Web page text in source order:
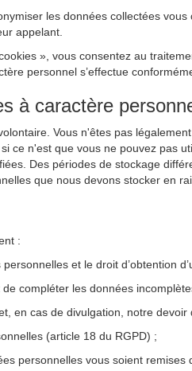
les données collectées
appelant.
», vous consentez au
personnel s’effectue
à caractère
Vous n'êtes pas
ce n'est que vous ne pouvez pas
Des périodes de stockage
que nous devons stocker en
:
et le droit d’obtention
compléter les données
en cas de divulgation, notre
(article 18 du RGPD) ;
personnelles vous soient